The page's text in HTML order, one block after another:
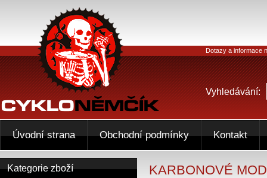
KARBONOVÉ
Kategorie zboží
Dotazy a informace
Vyhledávání:
Úvodní strana Obchodní podmínky Kontakt